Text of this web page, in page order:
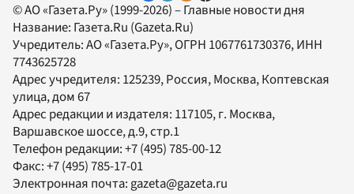
© АО «Газета.Ру» (1999-2026) – Главные новости дня
Название: Газета.Ru (Gazeta.Ru)
Учредитель:АО «Газета.Ру», ОГРН 1067761730376, ИНН
7743625728
Адрес учредителя: 125239, Россия, Москва, Коптевская
улица, дом 67
Адрес редакции и издателя: 117105, г. Москва,
Варшавское шоссе, д.9, стр.1
Телефон редакции:+7 (495) 785-00-12
Факс:+7 (495) 785-17-01
Электронная почта:gazeta@gazeta.ru